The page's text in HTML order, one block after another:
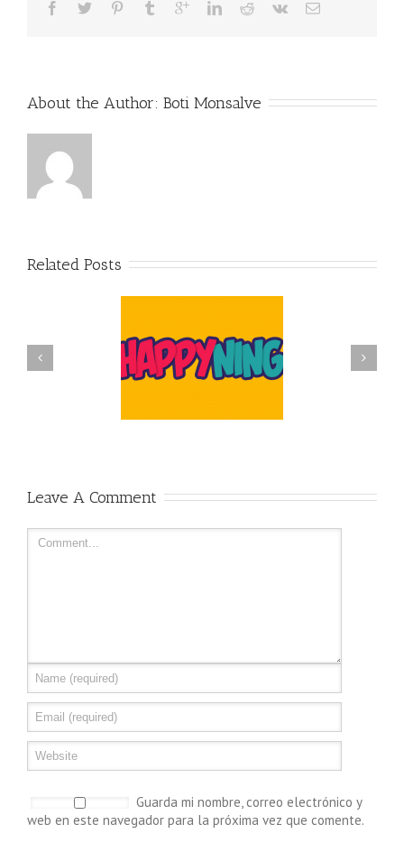
About the Author: Boti Monsalve
Related Posts
metodología
Comedy Show con Boti
Monsalve – Entretenimiento
Leave A Comment
Guarda mi nombre, correo electrónico y
web en este navegador para la próxima vez que comente.